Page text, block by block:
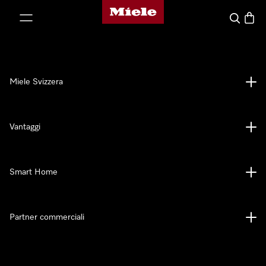
Homepage di Miele
Cerca
Miele Svizzera
Vantaggi
Smart Home
Partner commerciali